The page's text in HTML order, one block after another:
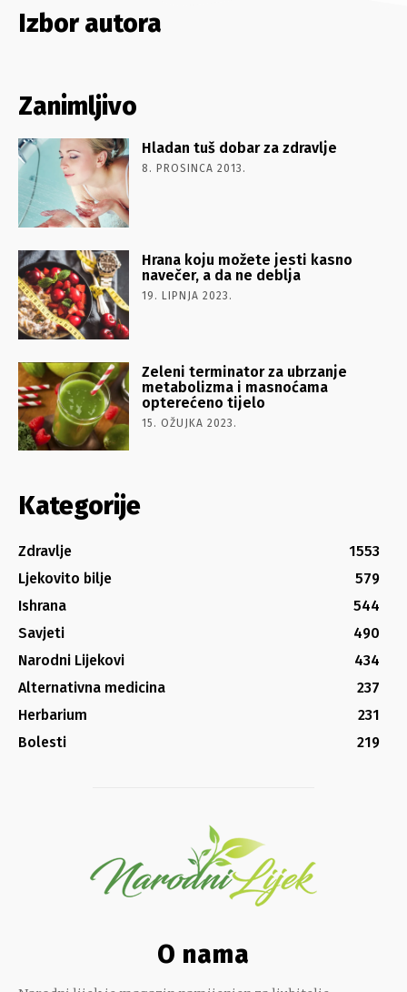
Izbor autora
Zanimljivo
Hladan tuš dobar za zdravlje
8. PROSINCA 2013.
Hrana koju možete jesti kasno
navečer, a da ne deblja
19. LIPNJA 2023.
Zeleni terminator za ubrzanje
metabolizma i masnoćama
opterećeno tijelo
15. OŽUJKA 2023.
Kategorije
Zdravlje
1553
Ljekovito bilje
579
Ishrana
544
Savjeti
490
Narodni Lijekovi
434
Alternativna medicina
237
Herbarium
231
Bolesti
219
O nama